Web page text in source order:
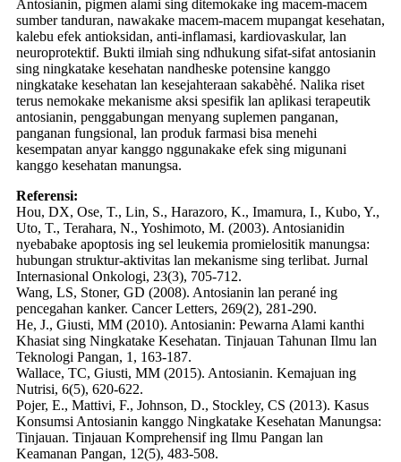
Antosianin, pigmen alami sing ditemokake ing macem-macem
sumber tanduran, nawakake macem-macem mupangat kesehatan,
kalebu efek antioksidan, anti-inflamasi, kardiovaskular, lan
neuroprotektif. Bukti ilmiah sing ndhukung sifat-sifat antosianin
sing ningkatake kesehatan nandheske potensine kanggo
ningkatake kesehatan lan kesejahteraan sakabèhé. Nalika riset
terus nemokake mekanisme aksi spesifik lan aplikasi terapeutik
antosianin, penggabungan menyang suplemen panganan,
panganan fungsional, lan produk farmasi bisa menehi
kesempatan anyar kanggo nggunakake efek sing migunani
kanggo kesehatan manungsa.
Referensi:
Hou, DX, Ose, T., Lin, S., Harazoro, K., Imamura, I., Kubo, Y.,
Uto, T., Terahara, N., Yoshimoto, M. (2003). Antosianidin
nyebabake apoptosis ing sel leukemia promielositik manungsa:
hubungan struktur-aktivitas lan mekanisme sing terlibat. Jurnal
Internasional Onkologi, 23(3), 705-712.
Wang, LS, Stoner, GD (2008). Antosianin lan perané ing
pencegahan kanker. Cancer Letters, 269(2), 281-290.
He, J., Giusti, MM (2010). Antosianin: Pewarna Alami kanthi
Khasiat sing Ningkatake Kesehatan. Tinjauan Tahunan Ilmu lan
Teknologi Pangan, 1, 163-187.
Wallace, TC, Giusti, MM (2015). Antosianin. Kemajuan ing
Nutrisi, 6(5), 620-622.
Pojer, E., Mattivi, F., Johnson, D., Stockley, CS (2013). Kasus
Konsumsi Antosianin kanggo Ningkatake Kesehatan Manungsa:
Tinjauan. Tinjauan Komprehensif ing Ilmu Pangan lan
Keamanan Pangan, 12(5), 483-508.